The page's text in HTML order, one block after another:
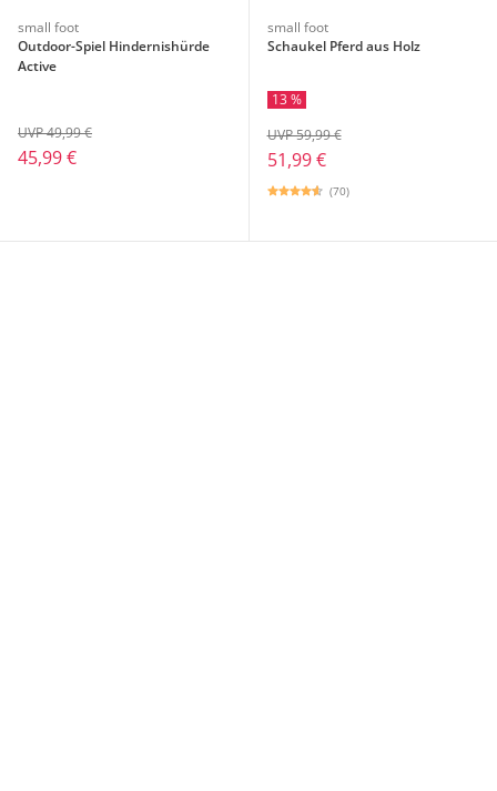
small foot
Outdoor-Spiel Hindernishürde
Active
45,99 €
UVP 49,99 €
small foot
Schaukel Pferd aus Holz
13 %
51,99 €
UVP 59,99 €
(70)